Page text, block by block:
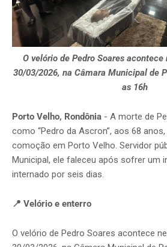
O velório de Pedro Soares
30/03/2026, na Câmara Municipal de
as 16h
Porto Velho, Rondônia - A morte de
como “Pedro da Ascron”, aos 68
comoção em Porto Velho. Servidor
Municipal, ele faleceu após sofrer um
internado por seis dias.
📍 Velório e enterro
O velório de Pedro Soares acontece